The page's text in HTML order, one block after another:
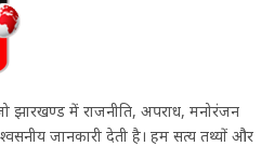
झारखण्ड में राजनीति, अपराध, मनोरंजन
जानकारी देती है। हम सत्य तथ्यों और